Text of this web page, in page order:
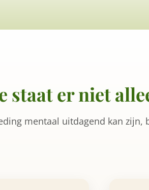
staat er niet
mentaal uitdagend kan